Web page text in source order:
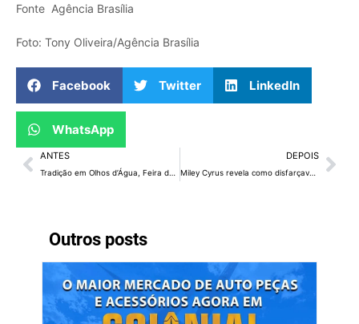
Outros posts
Fonte Agência Brasília
Foto: Tony Oliveira/Agência Brasília
Facebook Twitter LinkedIn
WhatsApp
ANTES DEPOIS
Miley Cyrus revela como disfarçava consumo de drogas de sua contadora